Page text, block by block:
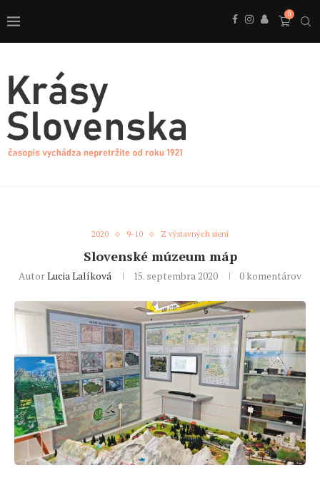
0
2020 9-10 Z výstavných siení
Slovenské múzeum máp
AutorLucia Lalíková 15. septembra 2020 0 komentárov